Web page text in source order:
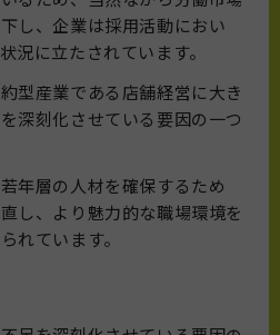
し、企業は採用活動におい
況に立たされています。
型産業である店舗経営に大き
深刻化させている要因の一つ
年層の人材を確保するため
し、より魅力的な職場環境を
れています。